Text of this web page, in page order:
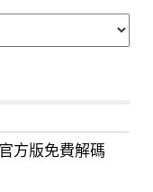
方版免費解碼